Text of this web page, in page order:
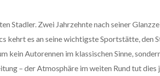
Stadler. Zwei Jahrzehnte nach seiner
kehrt es an seine wichtigste Sportstätte, den
kein Autorennen im klassischen Sinne,
– der Atmosphäre im weiten Rund tut